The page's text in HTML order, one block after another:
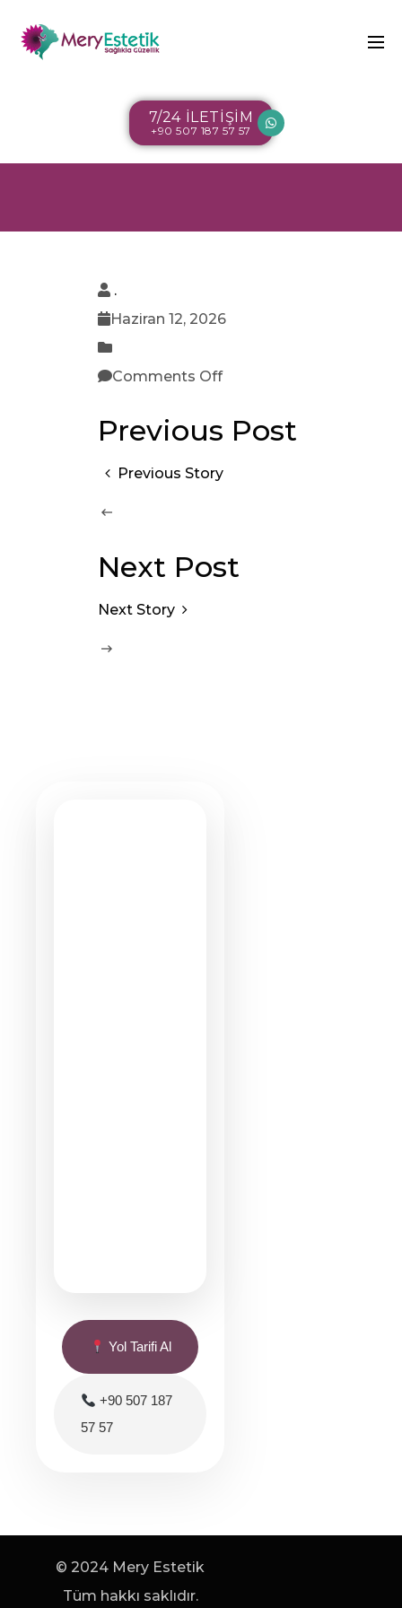
7/24 İLETİŞİM
+90 507 187 57 57
.
Haziran 12, 2026
Comments Off
Previous Post
Previous Story
Next Post
Next Story
Yol Tarifi Al
+90 507 187
57 57
© 2024 Mery Estetik
Tüm hakkı saklıdır.